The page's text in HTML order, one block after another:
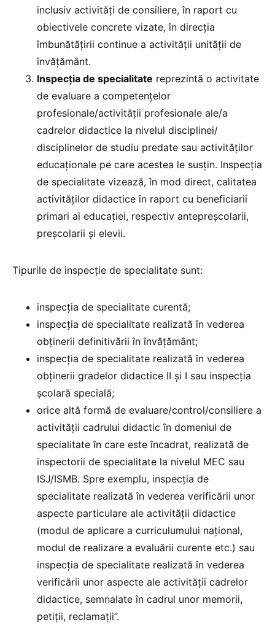
inclusiv activități de consiliere, în raport cu
obiectivele concrete vizate, în direcția
îmbunătățirii continue a activității unității de
învățământ.
Inspecția de specialitate reprezintă o activitate
de evaluare a competențelor
profesionale/activității profesionale ale/a
cadrelor didactice la nivelul disciplinei/
disciplinelor de studiu predate sau activităților
educaționale pe care acestea le susțin. Inspecția
de specialitate vizează, în mod direct, calitatea
activităților didactice în raport cu beneficiarii
primari ai educației, respectiv antepreșcolarii,
preșcolarii și elevii.
Tipurile de inspecție de specialitate sunt:
inspecția de specialitate curentă;
inspecția de specialitate realizată în vederea
obținerii definitivării în învățământ;
inspecția de specialitate realizată în vederea
obținerii gradelor didactice II și I sau inspecția
școlară specială;
orice altă formă de evaluare/control/consiliere a
activității cadrului didactic în domeniul de
specialitate în care este încadrat, realizată de
inspectorii de specialitate la nivelul MEC sau
ISJ/ISMB. Spre exemplu, inspecția de
specialitate realizată în vederea verificării unor
aspecte particulare ale activității didactice
(modul de aplicare a curriculumului național,
modul de realizare a evaluării curente etc.) sau
inspecția de specialitate realizată în vederea
verificării unor aspecte ale activității cadrelor
didactice, semnalate în cadrul unor memorii,
petiții, reclamații”.